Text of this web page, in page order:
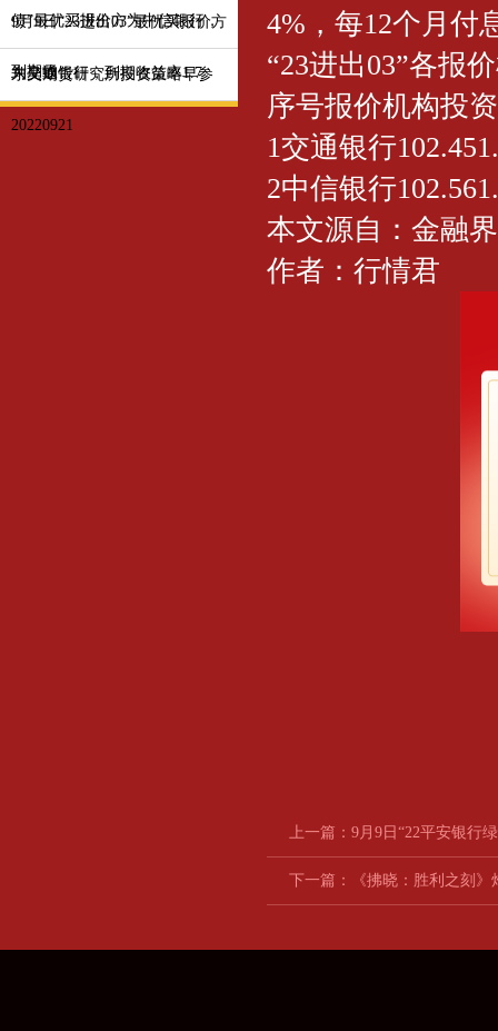
债”最优买报价方为中信银行，
到期收
9月9日“23进出03”最优买报价方
为交通银行，到期收益率1.7
东吴期货研究所投资策略早参
20220921
4%，每12个月付
“23进出03”各报
序号报价机构投
1交通银行
2中信银行
本文源自：金融界
作者：行情君
上一篇： 9月9日“22平安银行
下一篇： 《拂晓：胜利之刻